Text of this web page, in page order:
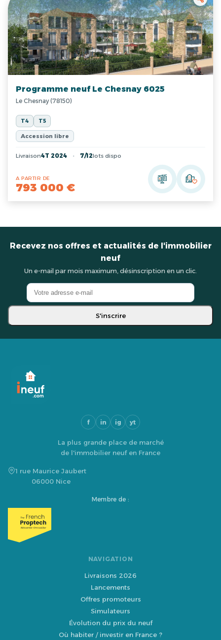
Programme neuf Le Chesnay 6025
Le Chesnay (78150)
T4 T5
Accession libre
Livraison4T 2024 7/12lots dispo
A PARTIR DE
793 000 €
Recevez nos offres et actualités de l'immobilier
neuf
Un e-mail par mois maximum, désinscription en un clic.
S'inscrire
f in ig yt
La plus grande place de marché
de l'immobilier neuf en France
1 rue Maurice Jaubert
06000 Nice
Membre de :
NAVIGATION
Livraisons 2026
Lancements
Offres promoteurs
Simulateurs
Évolution du prix du neuf
Où habiter / investir en France ?